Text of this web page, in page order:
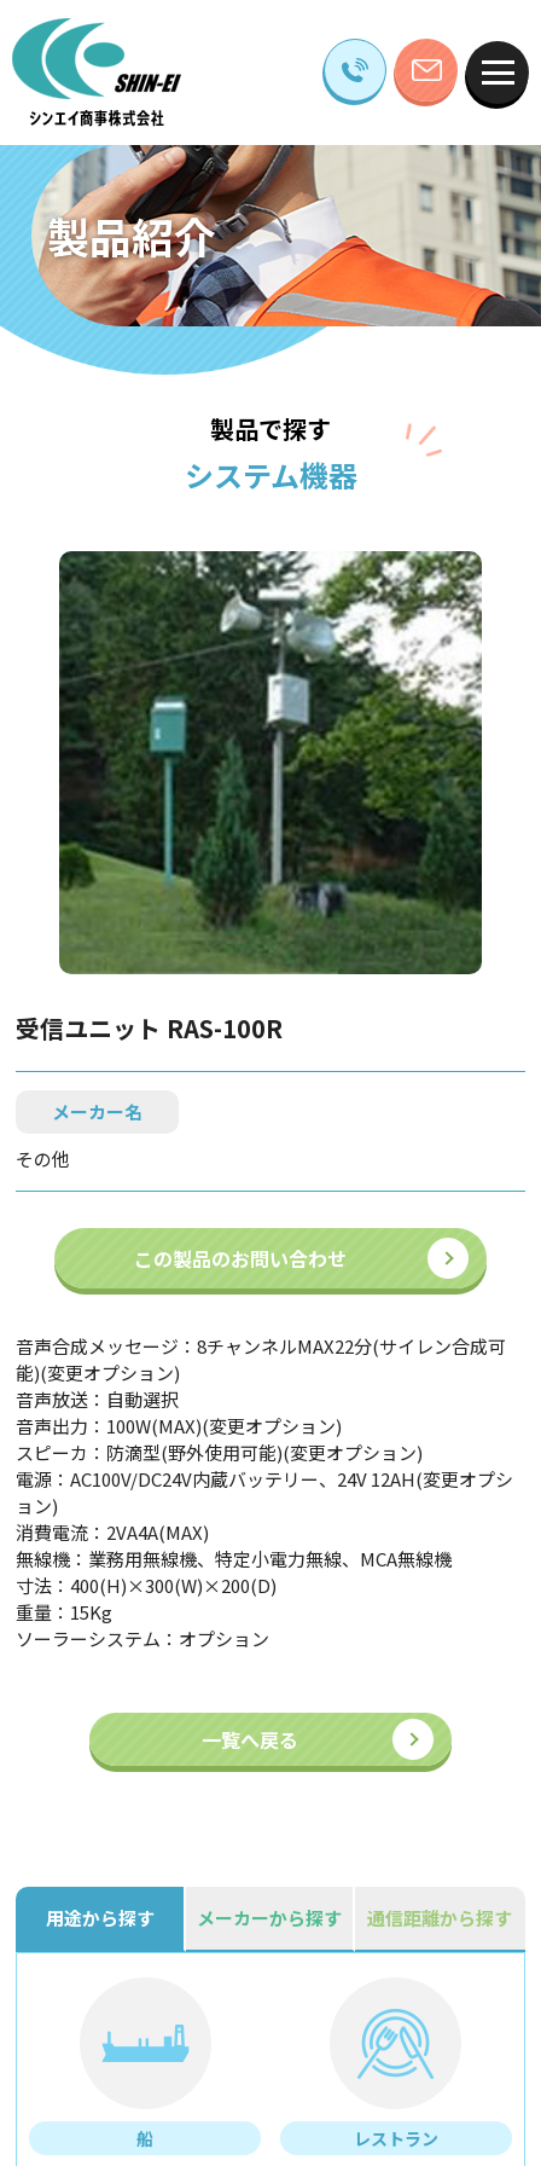
製品紹介
製品で探す
システム機器
受信ユニット RAS-100R
メーカー名
その他
この製品のお問い合わせ
音声合成メッセージ：8チャンネルMAX22分(サイレン合成可
能)(変更オプション)
音声放送：自動選択
音声出力：100W(MAX)(変更オプション)
スピーカ：防滴型(野外使用可能)(変更オプション)
電源：AC100V/DC24V内蔵バッテリー、24V 12AH(変更オプシ
ョン)
消費電流：2VA4A(MAX)
無線機：業務用無線機、特定小電力無線、MCA無線機
寸法：400(H)×300(W)×200(D)
重量：15Kg
ソーラーシステム：オプション
一覧へ戻る
用途から探す メーカーから探す 通信距離から探す
船 レストラン